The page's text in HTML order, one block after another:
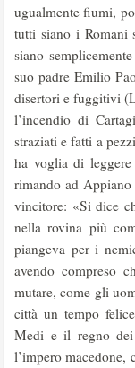
ugualmente fiumi,
tutti siano i Romani
siano
suo padre Emilio
disertori e fuggitivi
l’incendio di
straziati e fatti a
ha voglia di
rimando ad
vincitore: «Si dice
nella rovina più
piangeva per i
avendo compreso
mutare, come gli
città un tempo
Medi e il regno
l’impero macedone,